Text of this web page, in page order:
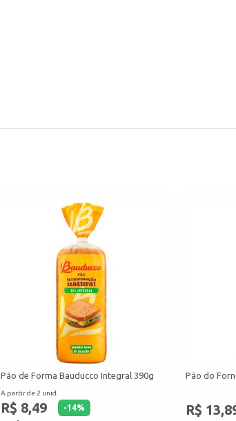
Pão de Forma Bauducco Integral 390g
A partir de 2 unid.
R$ 8,49 -14%
Pão do
R$